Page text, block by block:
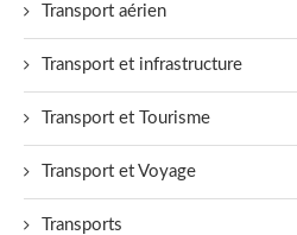
Transport aérien
Transport et infrastructure
Transport et Tourisme
Transport et Voyage
Transports